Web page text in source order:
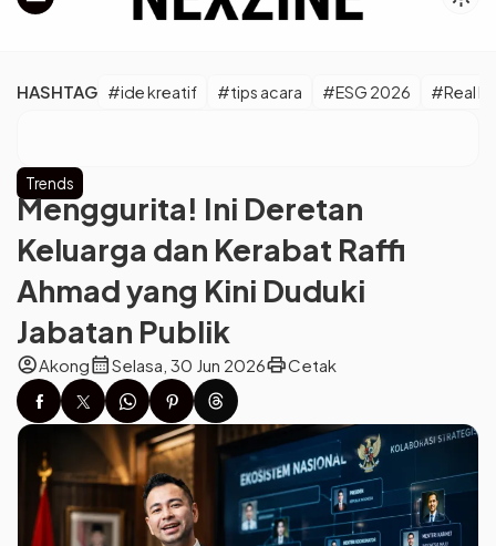
HASHTAG #ide kreatif #tips acara #ESG 2026 #Real
Trends
Menggurita! Ini Deretan
Keluarga dan Kerabat Raffi
Ahmad yang Kini Duduki
Jabatan Publik
account_circleAkongcalendar_monthSelasa, 30 Jun 2026printCetak